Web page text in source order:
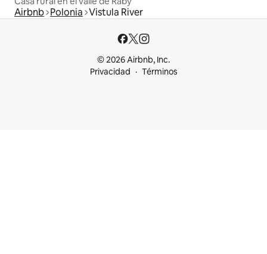
Airbnb Polonia Vistula River
© 2026 Airbnb, Inc.
Privacidad
Términos